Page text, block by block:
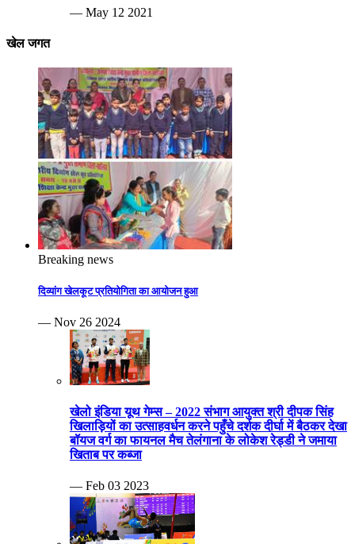
— May 12 2021
खेल जगत
Breaking news
दिव्यांग खेलकूट प्रतियोगिता का आयोजन हुआ
— Nov 26 2024
खेलो इंडिया यूथ गेम्स – 2022 संभाग आयुक्त श्री दीपक सिंह
खिलाड़ियों का उत्साहवर्धन करने पहुँचे दर्शक दीर्घा में बैठकर देखा
बॉयज वर्ग का फायनल मैच तेलंगाना के लोकेश रेड्डी ने जमाया
खिताब पर कब्जा
— Feb 03 2023